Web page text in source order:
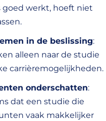
goed werkt, hoeft niet
in de beslissing:
alleen naar de studie
carrièremogelijkheden.
onderschatten:
dat een studie die
vaak makkelijker